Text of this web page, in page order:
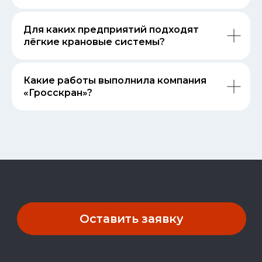
Для каких предприятий подходят
лёгкие крановые системы?
Какие работы выполнила компания
«Гросскран»?